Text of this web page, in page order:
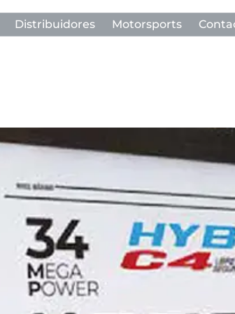
Distribuidores Motorsports